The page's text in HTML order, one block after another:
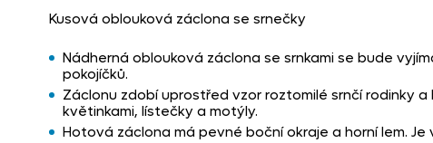
Kusová oblouková záclona se srnečky
Nádherná oblouková záclona se srnkami se bude
pokojíčků.
Záclonu zdobí uprostřed vzor roztomilé srnčí rodinky
květinkami, lístečky a motýly.
Hotová záclona má pevné boční okraje a horní lem. Je